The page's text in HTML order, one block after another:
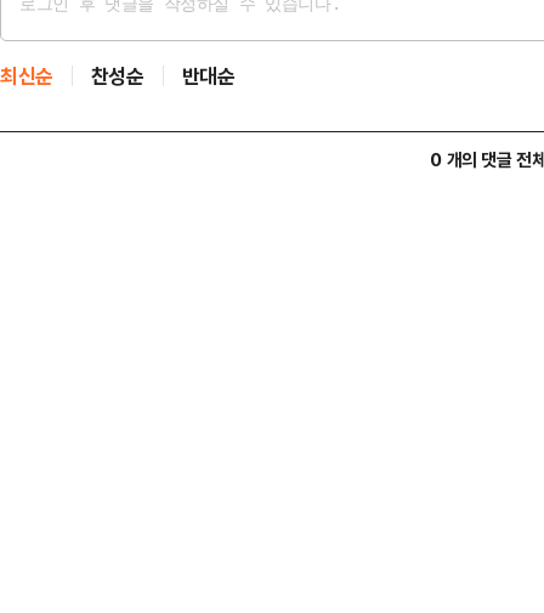
최신순 찬성순 반대순
0 개의 댓글 전